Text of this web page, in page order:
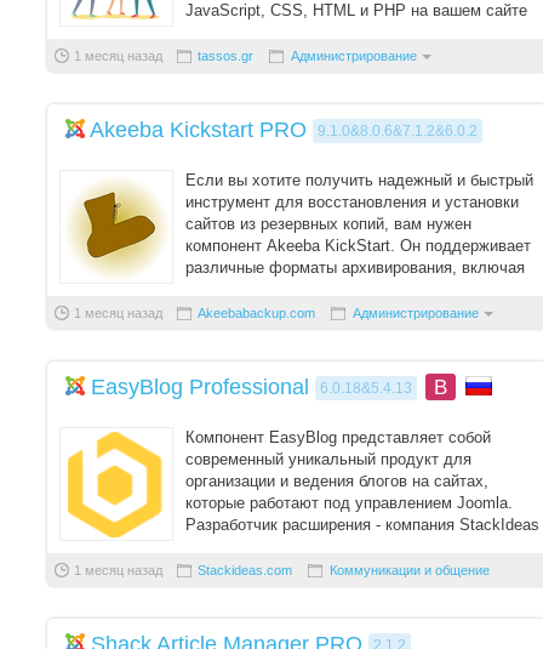
JavaScript, CSS, HTML и PHP на вашем сайте
1 месяц назад tassos.gr Администрирование
Akeeba Kickstart PRO 9.1.0&8.0.6&7.1.2&6.0.2
Если вы хотите получить надежный и быстрый
инструмент для восстановления и установки
сайтов из резервных копий, вам нужен
компонент Akeeba KickStart. Он поддерживает
различные форматы архивирования, включая
1 месяц назад Akeebabackup.com Администрирование
EasyBlog Professional 6.0.18&5.4.13 B
Компонент EasyBlog представляет собой
современный уникальный продукт для
организации и ведения блогов на сайтах,
которые работают под управлением Joomla.
Разработчик расширения - компания StackIdeas
1 месяц назад Stackideas.com Коммуникации и общение
Shack Article Manager PRO 2.1.2